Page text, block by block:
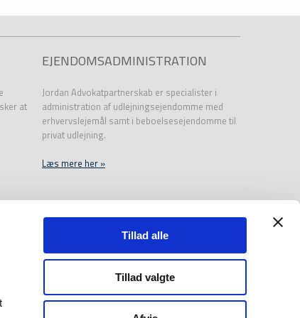
Tillad alle
Tillad valgte
at
EJENDOMSADMINISTRATION
Jordan Advokatpartnerskab er specialister i
administration af udlejningsejendomme med
erhvervslejemål samt i beboelsesejendomme til
privat udlejning.
Læs mere her »